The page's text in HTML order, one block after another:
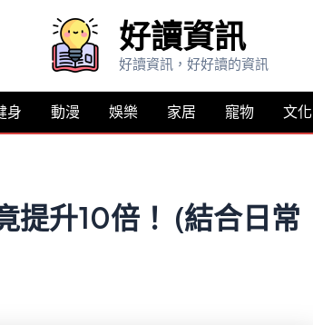
好讀資訊
好讀資訊，好好讀的資訊
身 動漫 娛樂 家居 寵物 文化
提升10倍！ (結合日常